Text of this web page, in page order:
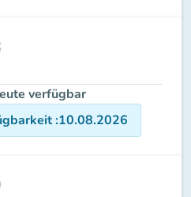
verfügbar
:10.08.2026